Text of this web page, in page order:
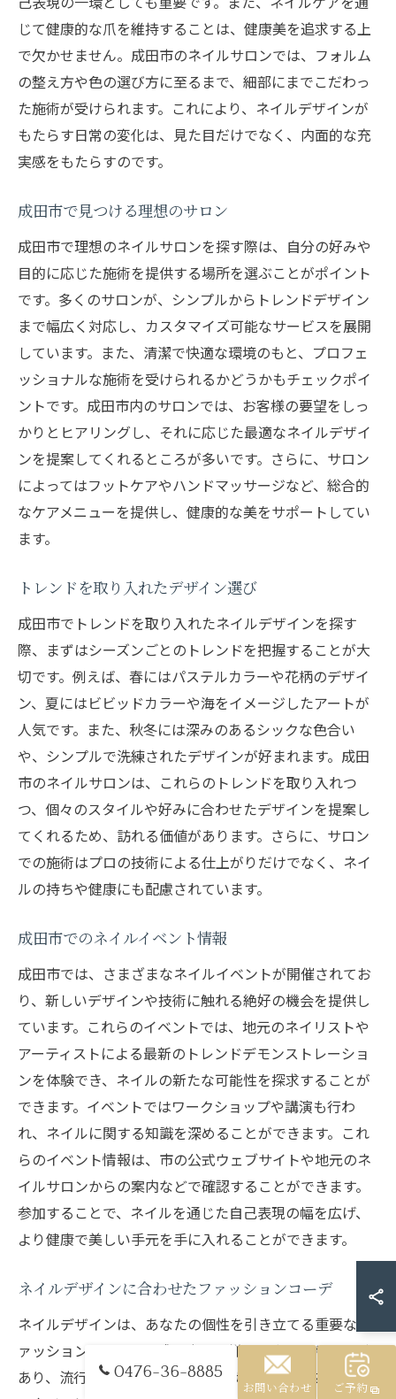
じて健康的な爪を維持することは、健康美を追求する上
で欠かせません。成田市のネイルサロンでは、フォルム
の整え方や色の選び方に至るまで、細部にまでこだわっ
た施術が受けられます。これにより、ネイルデザインが
もたらす日常の変化は、見た目だけでなく、内面的な充
実感をもたらすのです。
成田市で見つける理想のサロン
成田市で理想のネイルサロンを探す際は、自分の好みや
目的に応じた施術を提供する場所を選ぶことがポイント
です。多くのサロンが、シンプルからトレンドデザイン
まで幅広く対応し、カスタマイズ可能なサービスを展開
しています。また、清潔で快適な環境のもと、プロフェ
ッショナルな施術を受けられるかどうかもチェックポイ
ントです。成田市内のサロンでは、お客様の要望をしっ
かりとヒアリングし、それに応じた最適なネイルデザイ
ンを提案してくれるところが多いです。さらに、サロン
によってはフットケアやハンドマッサージなど、総合的
なケアメニューを提供し、健康的な美をサポートしてい
ます。
トレンドを取り入れたデザイン選び
成田市でトレンドを取り入れたネイルデザインを探す
際、まずはシーズンごとのトレンドを把握することが大
切です。例えば、春にはパステルカラーや花柄のデザイ
ン、夏にはビビッドカラーや海をイメージしたアートが
人気です。また、秋冬には深みのあるシックな色合い
や、シンプルで洗練されたデザインが好まれます。成田
市のネイルサロンは、これらのトレンドを取り入れつ
つ、個々のスタイルや好みに合わせたデザインを提案し
てくれるため、訪れる価値があります。さらに、サロン
での施術はプロの技術による仕上がりだけでなく、ネイ
ルの持ちや健康にも配慮されています。
成田市でのネイルイベント情報
成田市では、さまざまなネイルイベントが開催されてお
り、新しいデザインや技術に触れる絶好の機会を提供し
ています。これらのイベントでは、地元のネイリストや
アーティストによる最新のトレンドデモンストレーショ
ンを体験でき、ネイルの新たな可能性を探求することが
できます。イベントではワークショップや講演も行わ
れ、ネイルに関する知識を深めることができます。これ
らのイベント情報は、市の公式ウェブサイトや地元のネ
イルサロンからの案内などで確認することができます。
参加することで、ネイルを通じた自己表現の幅を広げ、
より健康で美しい手元を手に入れることができます。
ネイルデザインに合わせたファッションコーデ
ネイルデザインは、あなたの個性を引き立てる重要なフ
ァッション要素です。成田市には様々なネイルサロンが
あり、流行を取り入れた最新のデザインから、あなたの
0476-36-8885
お問い合わせ ご予約